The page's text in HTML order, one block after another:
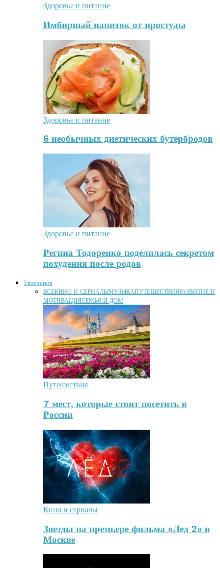
Здоровье и питание
Имбирный напиток от простуды
Здоровье и питание
6 необычных диетических бутербродов
Здоровье и питание
Регина Тодоренко поделилась секретом
похудения после родов
Увлечения
ВСЕКИНО И СЕРИАЛЫМУЗЫКАПУТЕШЕСТВИЯРАЗВИТИЕ И
МОТИВАЦИЯСЕМЬЯ И ДОМ
Путешествия
7 мест, которые стоит посетить в
России
Кино и сериалы
Звезды на премьере фильма «Лед 2» в
Москве